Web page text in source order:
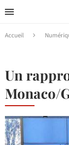
Accueil
Un
Monaco/